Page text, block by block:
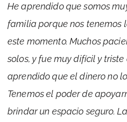
He aprendido que somos
familia porque nos tenemos
este momento. Muchos
solos, y fue muy difícil y triste
aprendido que el dinero no
Tenemos el poder de
brindar un espacio seguro.